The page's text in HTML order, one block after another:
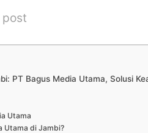
post
PT Bagus Media Utama, Solusi
Utama
Utama di Jambi?